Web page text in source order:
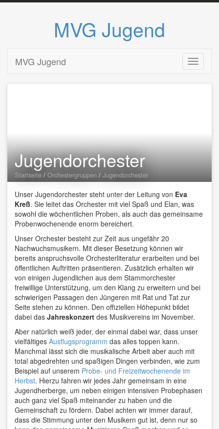
MVG Jugend
Inhalt
Toggle
MVG Jugend
Jugendorchester
Startseite / Orchestergruppen / Jugendorchester
Unser Jugendorchester steht unter der Leitung von Eva
Kreß. Sie leitet das Orchester mit viel Spaß und Elan, was
sowohl die wöchentlichen Proben, als auch das gemeinsame
Probenwochenende enorm bereichert.
Unser Orchester besteht zur Zeit aus ungefähr 20
Nachwuchsmusikern. Mit dieser Besetzung können wir
bereits anspruchsvolle Orchesterliteratur erarbeiten und bei
öffentlichen Auftritten präsentieren. Zusätzlich erhalten wir
von einigen Jugendlichen aus dem Stammorchester
freiwillige Unterstützung, um den Klang zu erweitern und bei
schwierigen Passagen den Jüngeren mit Rat und Tat zur
Seite stehen zu können. Den offiziellen Höhepunkt bildet
dabei das Jahreskonzert des Musikvereins im November.
Aber natürlich weiß jeder, der einmal dabei war, dass unser
vielfältiges Ausflugsprogramm das alles toppen kann.
Manchmal lässt sich die musikalische Arbeit aber auch mit
total abgedrehten und spaßigen Dingen verbinden, wie zum
Beispiel auf unserem Probe- und Freizeitwochenende im
Herbst. Hierzu fahren wir jedes Jahr gemeinsam in eine
Jugendherberge, um neben einigen intensiven Probephasen
auch ganz viel Spaß miteinander zu haben und die
Gemeinschaft zu fördern. Dabei achten wir immer darauf,
dass die Stimmung unter den Musikern gut ist, denn nur so